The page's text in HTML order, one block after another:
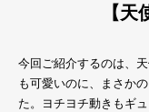
【天
今回ご紹介するのは、
も可愛いのに、まさか
た。ヨチヨチ動きもギ